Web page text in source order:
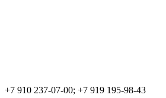
+7 910 237-07-00; +7 919 195-98-43